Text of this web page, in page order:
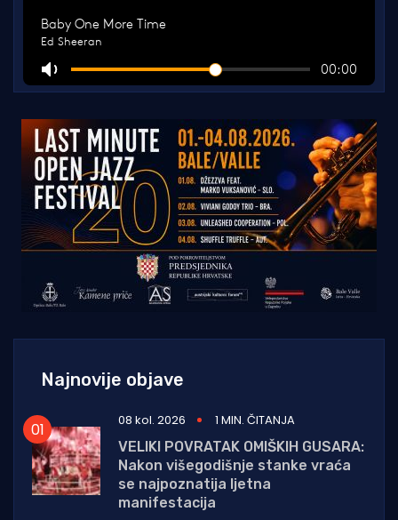
Najnovije objave
08 kol. 2026
1 MIN. ČITANJA
VELIKI POVRATAK OMIŠKIH GUSARA:
Nakon višegodišnje stanke vraća
se najpoznatija ljetna
manifestacija